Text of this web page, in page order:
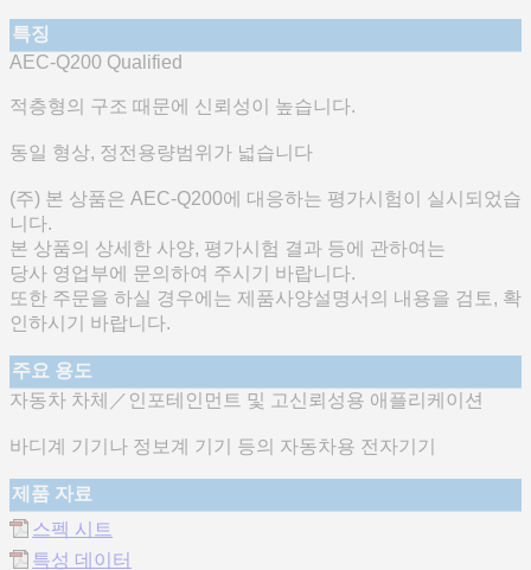
특징
AEC-Q200 Qualified
적층형의 구조 때문에 신뢰성이 높습니다.
동일 형상, 정전용량범위가 넓습니다
(주) 본 상품은 AEC-Q200에 대응하는 평가시험이 실시되었습
니다.
본 상품의 상세한 사양, 평가시험 결과 등에 관하여는
당사 영업부에 문의하여 주시기 바랍니다.
또한 주문을 하실 경우에는 제품사양설명서의 내용을 검토, 확
인하시기 바랍니다.
주요 용도
자동차 차체／인포테인먼트 및 고신뢰성용 애플리케이션
바디계 기기나 정보계 기기 등의 자동차용 전자기기
제품 자료
스펙 시트
특성 데이터